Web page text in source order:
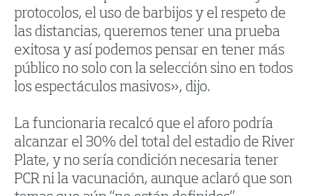
protocolos, el uso de barbijos y el respeto de
las distancias, queremos tener una prueba
exitosa y así podemos pensar en tener más
público no solo con la selección sino en todos
los espectáculos masivos», dijo.
La funcionaria recalcó que el aforo podría
alcanzar el 30% del total del estadio de River
Plate, y no sería condición necesaria tener
PCR ni la vacunación, aunque aclaró que son